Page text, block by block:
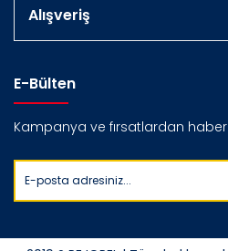
Alışveriş
E-Bülten
Kampanya ve fırsatlardan